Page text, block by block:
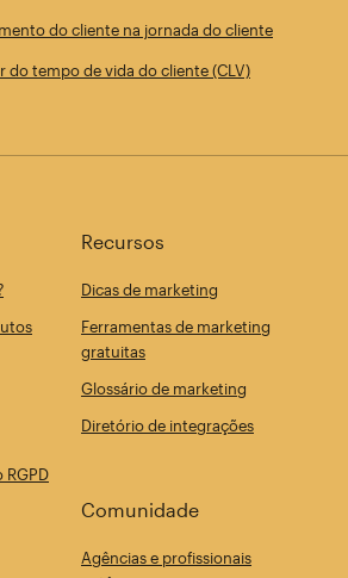
do cliente na jornada do cliente
do tempo de vida do cliente (CLV)
Recursos
Dicas de marketing
Ferramentas de marketing
gratuitas
Glossário de marketing
Diretório de integrações
Comunidade
Agências e profissionais